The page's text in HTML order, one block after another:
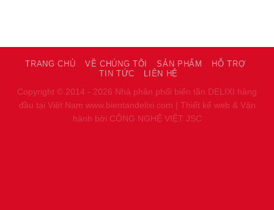
TRANG CHỦ VỀ CHÚNG TÔI SẢN PHẨM
HỖ TRỢ
TIN TỨC
LIÊN HỆ
Copyright © 2014 - 2026 Nhà phân phối biến tần DELIXI hàng
đầu tại Việt Nam www.bientandelixi.com | Thiết kế web & Vận
hành bởi CÔNG NGHỆ VIỆT JSC